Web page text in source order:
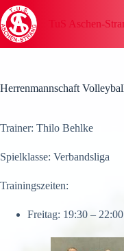
Zum
Inhalt
springen
TuS Aschen-
Herrenmannschaft
Trainer: Thilo Behlke
Spielklasse: Verbandsliga
Trainingszeiten:
Freitag: 19:30 –